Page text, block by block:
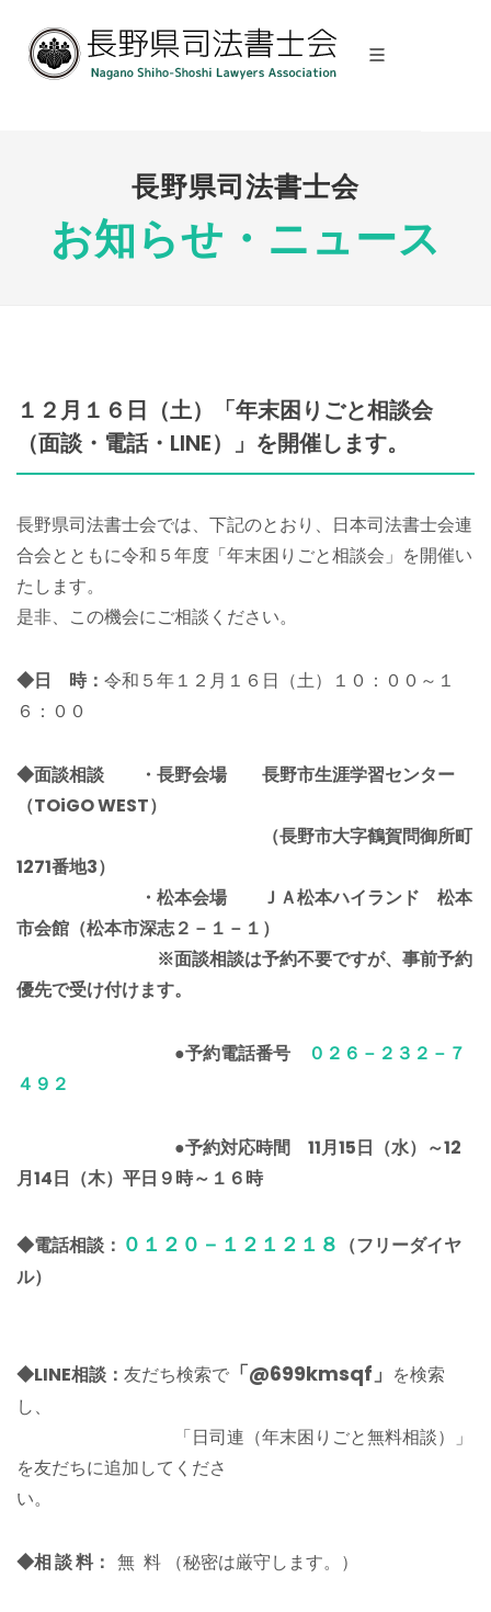
長野県司法書士会
お知らせ・ニュース
１２月１６日（土）「年末困りごと相談会
（面談・電話・LINE）」を開催します。
長野県司法書士会では、下記のとおり、日本司法書士会連
合会とともに令和５年度「年末困りごと相談会」を開催い
たします。
是非、この機会にご相談ください。
◆日 時： 令和５年１２月１６日（土）１０：００～１
６：００
◆面談相談 ・長野会場 長野市生涯学習センター
（TOiGO WEST）
（長野市大字鶴賀問御所町
1271番地3）
・松本会場 ＪＡ松本ハイランド 松本
市会館（松本市深志２－１－１）
※面談相談は予約不要ですが、事前予約
優先で受け付けます。
●予約電話番号
０２６－２３２－７
４９２
●予約対応時間 11月15日（水）～12
月14日（木）平日９時～１６時
◆電話相談： ０１２０－１２１２１８ （フリーダイヤ
ル）
◆LINE相談： 友だち検索で 「@699kmsqf」 を検索
し、
「日司連（年末困りごと無料相談）」
を友だちに追加してくださ
い。
◆相 談 料： 無 料 （秘密は厳守します。）